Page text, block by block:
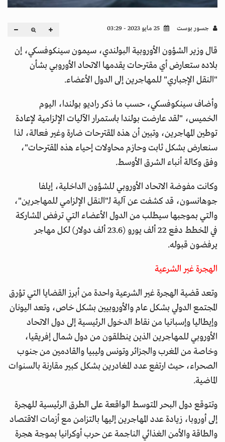
جسور بوست
قال وزير الشؤون الأوروبية البولندي، سيمون سينكوفسكي، إن
بلاده ستعارض أي مقترحات يقدمها الاتحاد الأوروبي بشأن
"النقل الإجباري" للمهاجرين إلى الدول الأعضاء.
وأضاف سينكوفسكي، حسب ما ذكر راديو بولندا، اليوم
الخميس، "لقد عارضت بولندا باستمرار الآليات الإلزامية لإعادة
توطين المهاجرين، وتبين أن هذه المقترحات ضارة وغير فعالة، لذا
سنعارض بشكل ثابت وحازم محاولات إحياء هذه المقترحات"،
وفق وكالة أنباء الشرق الأوسط.
وكانت مفوضة الاتحاد الأوروبي للشؤون الداخلية، إيلفا
جوهانسون، قد كشفت عن آلية لـ"النقل الإلزامي للمهاجرين"،
والتي بموجبها سيطلب من الدول الأعضاء التي ترفض المشاركة
في المخطط دفع 22 ألف يورو (23.6 ألف دولار) لكل مهاجر
يرفضون قبوله.
الهجرة غير الشرعية
وتعد قضية الهجرة غير الشرعية واحدة من أبرز القضايا التي تؤرق
المجتمع الدولي بشكل عام والأوروبيين بشكل خاص، وتعد اليونان
وإيطاليا وإسبانيا من نقاط الدخول الرئيسية إلى دول الاتحاد
الأوروبي للمهاجرين الذين ينطلقون من دول شمال إفريقيا،
وخاصة من المغرب والجزائر وتونس وليبيا والقادمين من جنوب
الصحراء، حيث ارتفع عدد المغادرين بشكل كبير مقارنة بالسنوات
الماضية.
وتتوقع دول البحر المتوسط الواقعة على الطرق الرئيسية للهجرة
إلى أوروبا، زيادة عدد المهاجرين إليها بالتزامن مع أزمات الاقتصاد
والطاقة والأمن الغذائي الناجمة عن حرب أوكرانيا بموجة هجرة